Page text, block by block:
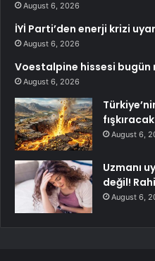
August 6, 2026
İYİ Parti’den enerji krizi
August 6, 2026
Voestalpine hissesi bugün
August 6, 2026
fışkıracak
August 6,
Uzmanı
değil!
August 6,